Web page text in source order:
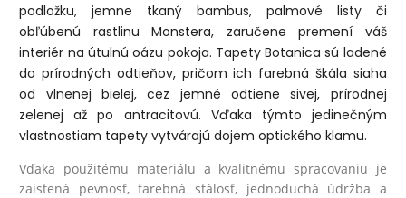
podložku, jemne tkaný bambus, palmové listy či
obľúbenú rastlinu Monstera, zaručene premení váš
interiér na útulnú oázu pokoja. Tapety Botanica sú ladené
do prírodných odtieňov, pričom ich farebná škála siaha
od vlnenej bielej, cez jemné odtiene sivej, prírodnej
zelenej až po antracitovú. Vďaka týmto jedinečným
vlastnostiam tapety vytvárajú dojem optického klamu.
Vďaka použitému materiálu a kvalitnému spracovaniu je
zaistená pevnosť, farebná stálosť, jednoduchá údržba a